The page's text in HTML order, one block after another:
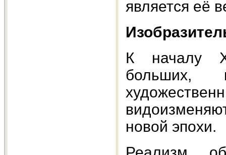
является её
К началу
больших,
новой эпохи.